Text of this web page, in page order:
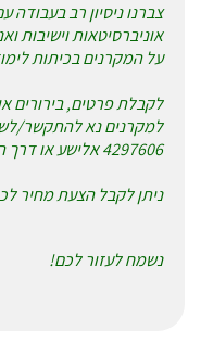
צברנו ניסיון רב
אוניברסיטאות וישיבות
על המקרנים בכיתות
לקבלת פרטים, בירורים
4297606 אלישע או דרך האתר בדף ''צור קשר'' ונחזור אליכם.
ניתן לקבל הצעת מחיר
נשמח לעזור לכם!